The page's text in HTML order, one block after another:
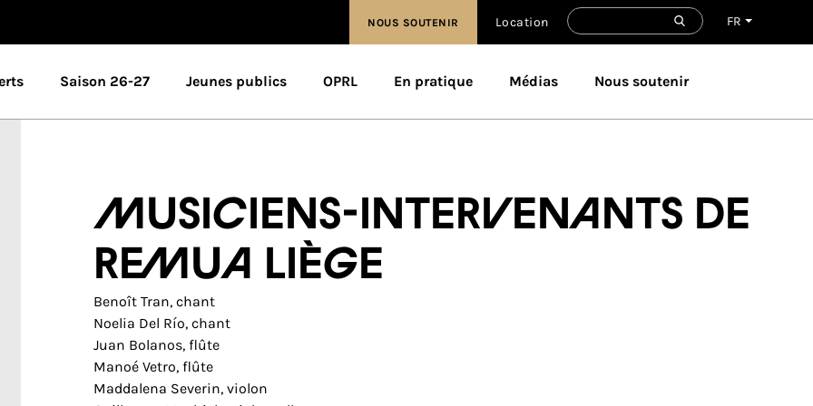
FR
NOUS SOUTENIR Location
Saison 26-27 Jeunes publics OPRL En pratique Médias Nous soutenir
Musiciens-intervenants de
ReMuA Liège
Benoît Tran, chant
Noelia Del Río, chant
Juan Bolanos, flûte
Manoé Vetro, flûte
Maddalena Severin, violon